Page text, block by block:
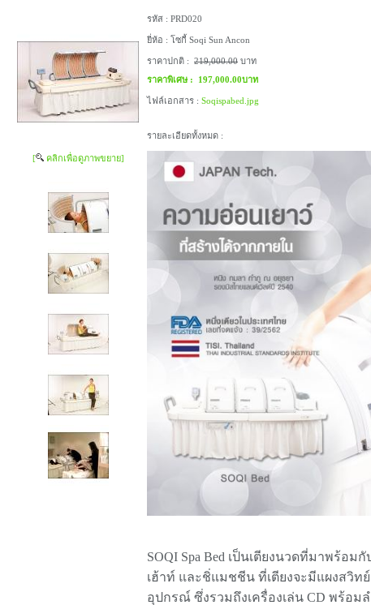
[ คลิกเพื่อดูภาพขยาย]
รหัส : PRD020
ยี่ห้อ : โซกี้ Soqi Sun Ancon
ราคาปกติ : 219,000.00 บาท
ราคาพิเศษ :
197,000.00บาท
ไฟล์เอกสาร : Soqispabed.jpg
รายละเอียดทั้งหมด :
SOQI Spa Bed เป็นเตียงนวดที่มาพร้อม
เฮ้าท์ และชิ่แมชชีน ที่เตียงจะมีแผงสวิท
อุปกรณ์ ซึ่งรวมถึงเครื่องเล่น CD พร้อม